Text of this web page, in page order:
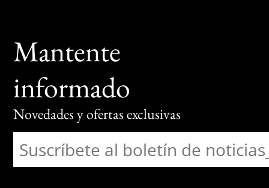
Mantente
informado
Novedades y ofertas exclusivas